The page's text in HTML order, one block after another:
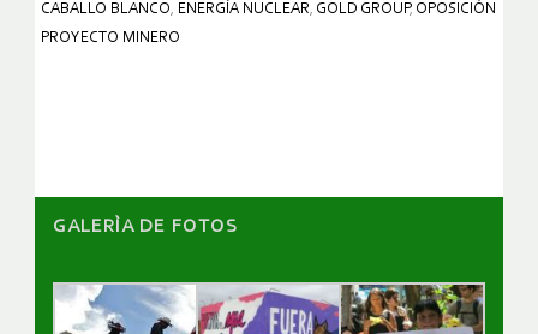
CABALLO BLANCO, ENERGÍA NUCLEAR, GOLD GROUP, OPOSICIÓN
PROYECTO MINERO
GALERÌA DE FOTOS